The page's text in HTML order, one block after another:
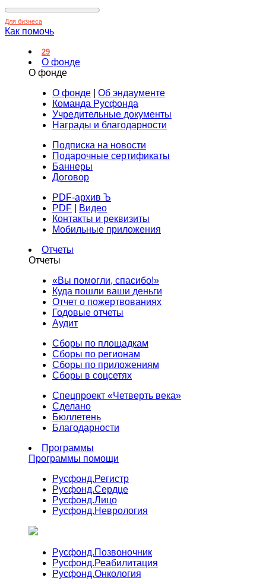
Для бизнеса
Как помочь
29
О фонде
О фонде
О фонде
Об эндаументе
Команда Русфонда
Учредительные документы
Награды и благодарности
Подписка на новости
Подарочные сертификаты
Баннеры
Договор
PDF-архив Ъ
PDF
Видео
Контакты и реквизиты
Мобильные приложения
Отчеты
Отчеты
«Вы помогли, спасибо!»
Куда пошли ваши деньги
Отчет о пожертвованиях
Годовые отчеты
Аудит
Сборы по площадкам
Сборы по регионам
Сборы по приложениям
Сборы в соцсетях
Спецпроект «Четверть века»
Сделано
Бюллетень
Благодарности
Программы
Программы помощи
Русфонд.Регистр
Русфонд.Сердце
Русфонд.Лицо
Русфонд.Неврология
Русфонд.Позвоночник
Русфонд.Реабилитация
Русфонд.Онкология